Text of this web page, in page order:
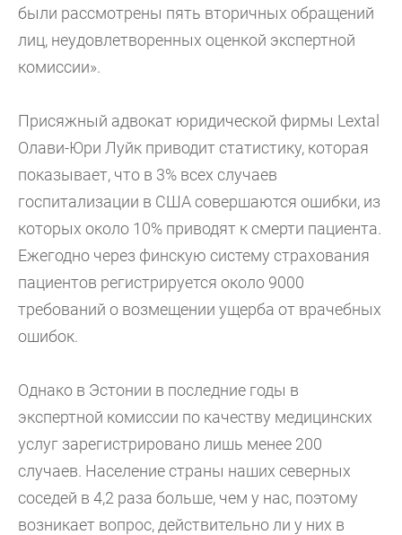
были рассмотрены пять вторичных обращений
лиц, неудовлетворенных оценкой экспертной
комиссии».
Присяжный адвокат юридической фирмы Lextal
Олави-Юри Луйк приводит статистику, которая
показывает, что в 3% всех случаев
госпитализации в США совершаются ошибки, из
которых около 10% приводят к смерти пациента.
Ежегодно через финскую систему страхования
пациентов регистрируется около 9000
требований о возмещении ущерба от врачебных
ошибок.
Однако в Эстонии в последние годы в
экспертной комиссии по качеству медицинских
услуг зарегистрировано лишь менее 200
случаев. Население страны наших северных
соседей в 4,2 раза больше, чем у нас, поэтому
возникает вопрос, действительно ли у них в